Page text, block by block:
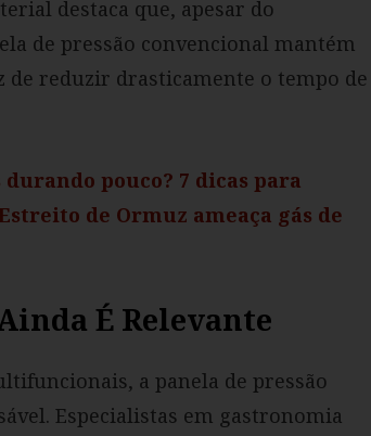
destaca que, apesar do
de pressão convencional mantém
de reduzir drasticamente o tempo de
durando pouco? 7 dicas para
de Ormuz ameaça gás de
É Relevante
a panela de pressão
Especialistas em gastronomia